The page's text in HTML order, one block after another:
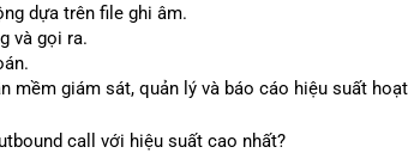
dựa trên file ghi âm.
và gọi ra.
mềm giám sát, quản lý và báo cáo hiệu suất
call với hiệu suất cao nhất?